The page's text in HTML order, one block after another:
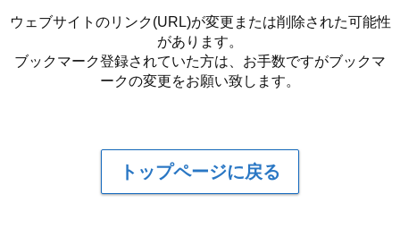
ウェブサイトのリンク(URL)が変更または削除された可能性
があります。
ブックマーク登録されていた方は、お手数ですがブックマ
ークの変更をお願い致します。
トップページに戻る